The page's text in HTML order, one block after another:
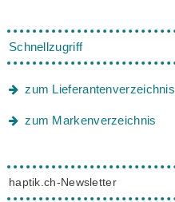
Schnellzugriff
zum Lieferantenverzeichnis
zum Markenverzeichnis
haptik.ch-Newsletter